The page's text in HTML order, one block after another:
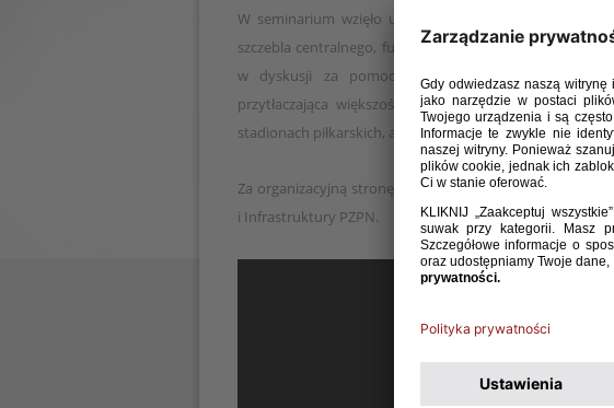
W seminarium wzięło udział blisko 200 osób z całej
szczebla centralnego, funkcjonariusze Policji oraz
w dyskusji za pomocą elektronicznych urządzeń
przytłaczająca większość (88%) opowiedziała się za
stadionach piłkarskich, a zaledwie 9% głosowało za
Za organizacyjną stronę wydarzenia odpowiadał
i Infrastruktury PZPN.